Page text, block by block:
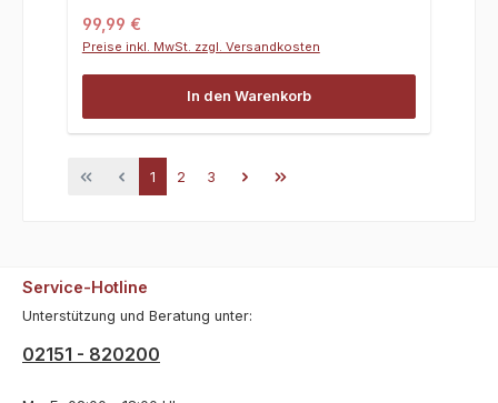
Regulärer Preis:
99,99 €
Preise inkl. MwSt. zzgl. Versandkosten
In den Warenkorb
Seite
1 Seite
2 Seite
3
Service-Hotline
Unterstützung und Beratung unter:
02151 - 820200